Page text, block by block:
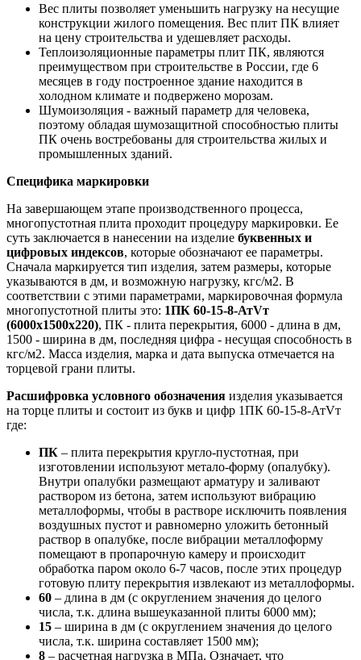
Вес плиты позволяет уменьшить нагрузку на несущие
конструкции жилого помещения. Вес плит ПК влияет
на цену строительства и удешевляет расходы.
Теплоизоляционные параметры плит ПК, являются
преимуществом при строительстве в России, где 6
месяцев в году построенное здание находится в
холодном климате и подвержено морозам.
Шумоизоляция - важный параметр для человека,
поэтому обладая шумозащитной способностью плиты
ПК очень востребованы для строительства жилых и
промышленных зданий.
Специфика маркировки
На завершающем этапе производственного процесса,
многопустотная плита проходит процедуру маркировки. Ее
суть заключается в нанесении на изделие буквенных и
цифровых индексов, которые обозначают ее параметры.
Сначала маркируется тип изделия, затем размеры, которые
указываются в дм, и возможную нагрузку, кгс/м2. В
соответствии с этими параметрами, маркировочная формула
многопустотной плиты это: 1ПК 60-15-8-АтVт
(6000х1500х220), ПК - плита перекрытия, 6000 - длина в дм,
1500 - ширина в дм, последняя цифра - несущая способность в
кгс/м2. Масса изделия, марка и дата выпуска отмечается на
торцевой грани плиты.
Расшифровка условного обозначения изделия указывается
на торце плиты и состоит из букв и цифр 1ПК 60-15-8-АтVт
где:
ПК – плита перекрытия кругло-пустотная, при
изготовлении используют метало-форму (опалубку).
Внутри опалубки размещают арматуру и заливают
раствором из бетона, затем используют вибрацию
металлоформы, чтобы в растворе исключить появления
воздушных пустот и равномерно уложить бетонный
раствор в опалубке, после вибрации металлоформу
помещают в пропарочную камеру и происходит
обработка паром около 6-7 часов, после этих процедур
готовую плиту перекрытия извлекают из металлоформы.
60 – длина в дм (с округлением значения до целого
числа, т.к. длина вышеуказанной плиты 6000 мм);
15 – ширина в дм (с округлением значения до целого
числа, т.к. ширина составляет 1500 мм);
8 – расчетная нагрузка в МПа. Означает, что